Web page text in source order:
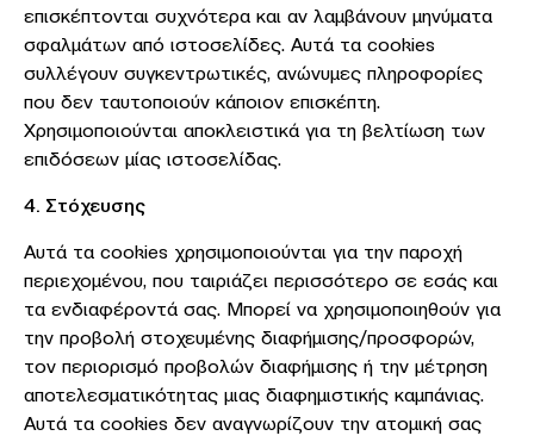
επισκέπτονται συχνότερα και αν λαμβάνουν μηνύματα
σφαλμάτων από ιστοσελίδες. Αυτά τα cookies
συλλέγουν συγκεντρωτικές, ανώνυμες πληροφορίες
που δεν ταυτοποιούν κάποιον επισκέπτη.
Χρησιμοποιούνται αποκλειστικά για τη βελτίωση των
επιδόσεων μίας ιστοσελίδας.
4. Στόχευσης
Αυτά τα cookies χρησιμοποιούνται για την παροχή
περιεχομένου, που ταιριάζει περισσότερο σε εσάς και
τα ενδιαφέροντά σας. Μπορεί να χρησιμοποιηθούν για
την προβολή στοχευμένης διαφήμισης/προσφορών,
τον περιορισμό προβολών διαφήμισης ή την μέτρηση
αποτελεσματικότητας μιας διαφημιστικής καμπάνιας.
Αυτά τα cookies δεν αναγνωρίζουν την ατομική σας